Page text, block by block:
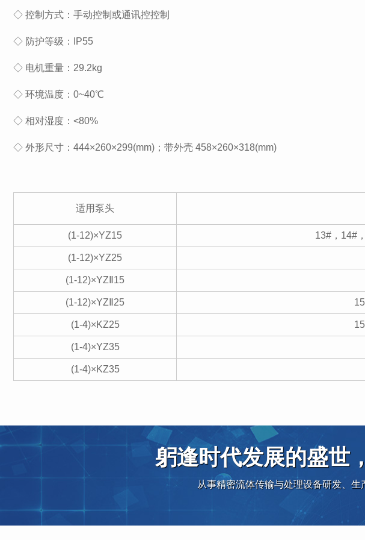
◇ 控制方式：手动控制或通讯控控制
◇ 防护等级：IP55
◇ 电机重量：29.2kg
◇ 环境温度：0~40℃
◇ 相对湿度：<80%
◇ 外形尺寸：444×260×299(mm)；带外壳 458×260×318(mm)
适用泵头
(1-12)×YZ15 13#，14#
(1-12)×YZ25
(1-12)×YZⅡ15
(1-12)×YZⅡ25
(1-4)×KZ25
(1-4)×YZ35
(1-4)×KZ35
躬逢时代发展的盛世
从事精密流体传输与处理设备研发、